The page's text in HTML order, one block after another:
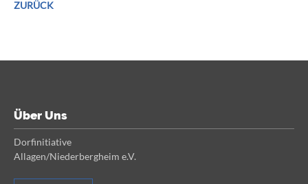
ZURÜCK
Über Uns
Dorfinitiative
Allagen/Niederbergheim e.V.